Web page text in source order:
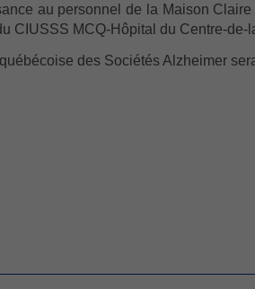
au personnel de la Maison
CIUSSS MCQ-Hôpital du Centre-de-
des Sociétés Alzheimer